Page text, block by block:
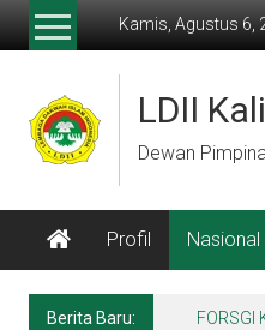
Lompat
Kamis, Agustus 6,
LDII
Dewan
Profil Nasional
Berita Baru: